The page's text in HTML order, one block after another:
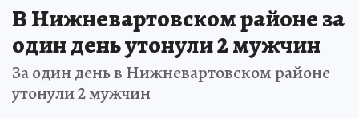
В Нижневартовском районе за
один день утонули 2 мужчин
За один день в Нижневартовском районе
утонули 2 мужчин